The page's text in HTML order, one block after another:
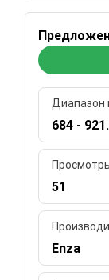
Диапазон
684 -
51
Enza